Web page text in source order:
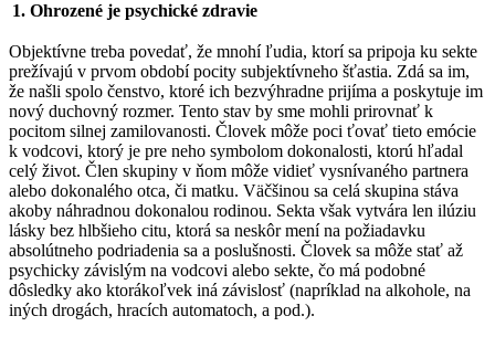
1. Ohrozené je psychické zdravie
Objektívne treba povedať, že mnohí ľudia, ktorí sa pripoja ku sekte
prežívajú v prvom období pocity subjektívneho šťastia. Zdá sa im,
že našli spolo čenstvo, ktoré ich bezvýhradne prijíma a poskytuje im
nový duchovný rozmer. Tento stav by sme mohli prirovnať k
pocitom silnej zamilovanosti. Človek môže poci ťovať tieto emócie
k vodcovi, ktorý je pre neho symbolom dokonalosti, ktorú hľadal
celý život. Člen skupiny v ňom môže vidieť vysnívaného partnera
alebo dokonalého otca, či matku. Väčšinou sa celá skupina stáva
akoby náhradnou dokonalou rodinou. Sekta však vytvára len ilúziu
lásky bez hlbšieho citu, ktorá sa neskôr mení na požiadavku
absolútneho podriadenia sa a poslušnosti. Človek sa môže stať až
psychicky závislým na vodcovi alebo sekte, čo má podobné
dôsledky ako ktorákoľvek iná závislosť (napríklad na alkohole, na
iných drogách, hracích automatoch, a pod.).